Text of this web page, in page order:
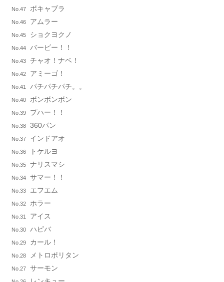
No.47 ボキャブラ
No.46 アムラー
No.45 ショクヨクノ
No.44 バービー！！
No.43 チャオ！ナベ！
No.42 アミーゴ！
No.41 パチパチパチ。。
No.40 ボンボンボン
No.39 プハー！！
No.38 360パン
No.37 インドアオ
No.36 トケルヨ
No.35 ナリスマシ
No.34 サマー！！
No.33 エフエム
No.32 ホラー
No.31 アイス
No.30 ハピバ
No.29 カール！
No.28 メトロポリタン
No.27 サーモン